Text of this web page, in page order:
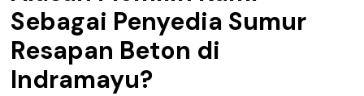
Sebagai Penyedia Sumur
Resapan Beton di
Indramayu?